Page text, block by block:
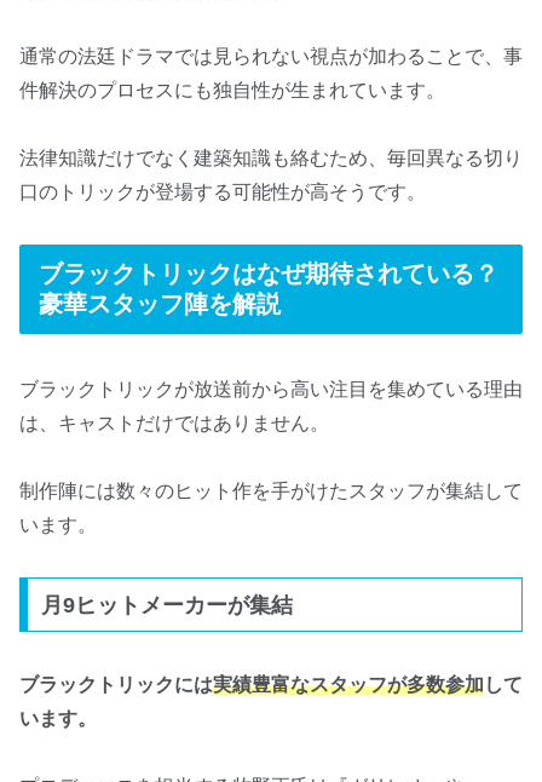
通常の法廷ドラマでは見られない視点が加わることで、事
件解決のプロセスにも独自性が生まれています。
法律知識だけでなく建築知識も絡むため、毎回異なる切り
口のトリックが登場する可能性が高そうです。
ブラックトリックはなぜ期待されている？
豪華スタッフ陣を解説
ブラックトリックが放送前から高い注目を集めている理由
は、キャストだけではありません。
制作陣には数々のヒット作を手がけたスタッフが集結して
います。
月9ヒットメーカーが集結
ブラックトリックには実績豊富なスタッフが多数参加して
います。